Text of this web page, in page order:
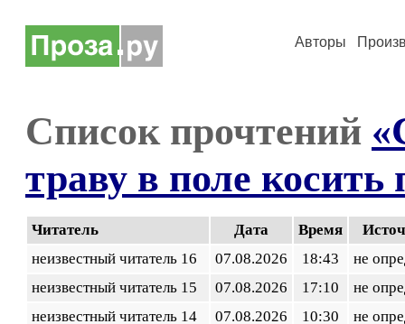
Авторы
Список прочтений
траву в поле
Читатель Дата Время
неизвестный читатель 16
07.08.2026 18:43
не
неизвестный читатель 15
07.08.2026 17:10
не
неизвестный читатель 14
07.08.2026 10:30
не